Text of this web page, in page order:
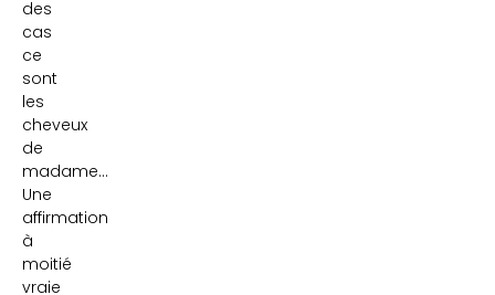
des
cas
ce
sont
les
cheveux
de
madame…
Une
affirmation
à
moitié
vraie